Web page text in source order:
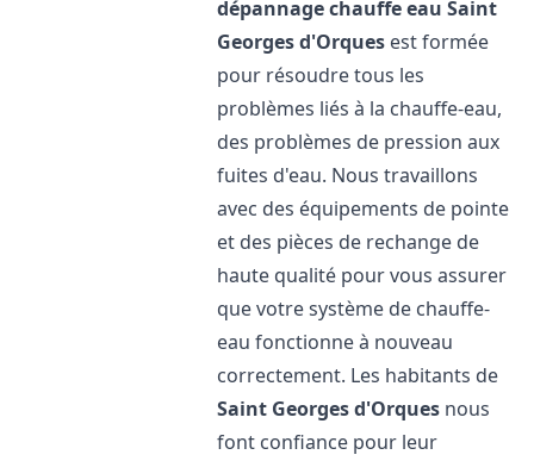
dépannage chauffe eau Saint
Georges d'Orques est formée
pour résoudre tous les
problèmes liés à la chauffe-eau,
des problèmes de pression aux
fuites d'eau. Nous travaillons
avec des équipements de pointe
et des pièces de rechange de
haute qualité pour vous assurer
que votre système de chauffe-
eau fonctionne à nouveau
correctement. Les habitants de
Saint Georges d'Orques nous
font confiance pour leur